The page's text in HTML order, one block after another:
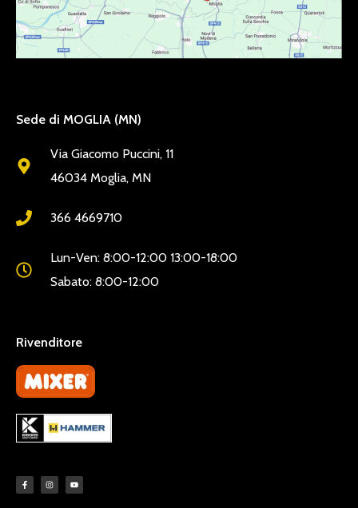
Sede di MOGLIA (MN)
Via Giacomo Puccini, 11
46034 Moglia, MN
366 4669710
Lun-Ven: 8:00-12:00 13:00-18:00
Sabato: 8:00-12:00
Rivenditore